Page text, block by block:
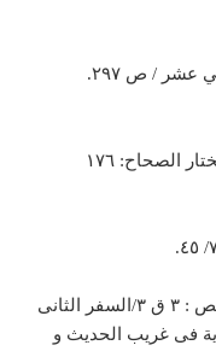
(٣٣)معجم مقاییس اللغة: ۲/ ۱۲۱، المخصص : ۳ ق ۳/السفر الثانی
البلاغة: ۲۰۸، النهایة فی غریب الحدیث و